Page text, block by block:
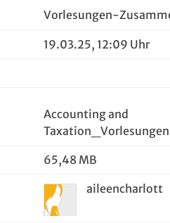
Vorlesungen-
19.03.25, 12:09 Uhr
Accounting and
65,48 MB
aileencharlott